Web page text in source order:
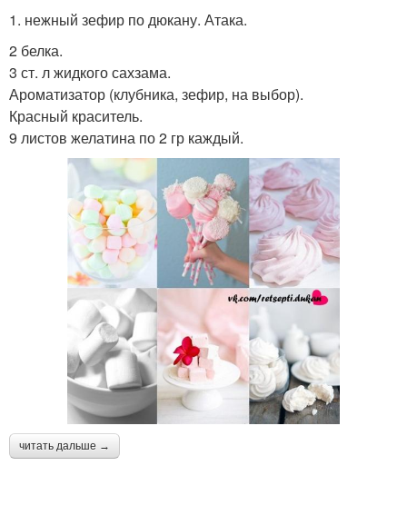
1. нежный зефир по дюкану. Атака.
2 белка.
3 ст. л жидкого сахзама.
Ароматизатор (клубника, зефир, на выбор).
Красный краситель.
9 листов желатина по 2 гр каждый.
читать дальше →